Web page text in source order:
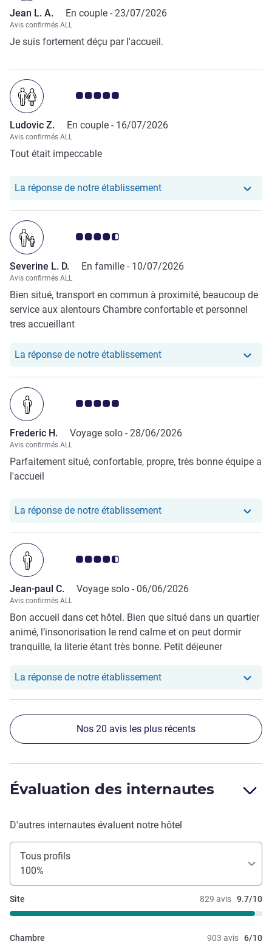
Jean L. A. En couple - 23/07/2026
Avis confirmés ALL
Je suis fortement déçu par l'accueil.
Note Avis clients 5.0/5
Ludovic Z. En couple - 16/07/2026
Avis confirmés ALL
Tout était impeccable
La réponse de notre établissementNotre hôtel a repondu au
Note Avis clients 4.5/5
Severine L. D. En famille - 10/07/2026
Avis confirmés ALL
Bien situé, transport en commun à proximité, beaucoup de
service aux alentours Chambre confortable et personnel
tres accueillant
La réponse de notre établissementNotre hôtel a repondu au
Note Avis clients 5.0/5
Frederic H. Voyage solo - 28/06/2026
Avis confirmés ALL
Parfaitement situé, confortable, propre, très bonne équipe a
l'accueil
La réponse de notre établissementNotre hôtel a repondu au
Note Avis clients 4.5/5
Jean-paul C. Voyage solo - 06/06/2026
Avis confirmés ALL
Bon accueil dans cet hôtel. Bien que situé dans un quartier
animé, l’insonorisation le rend calme et on peut dormir
tranquille, la literie étant très bonne. Petit déjeuner
La réponse de notre établissementNotre hôtel a repondu au
Nos 20 avis les plus récents
Évaluation des internautes
D'autres internautes évaluent notre hôtel
Tous profils
100%
829 avis 9.7/10
Site
903 avis 6/10
Chambre